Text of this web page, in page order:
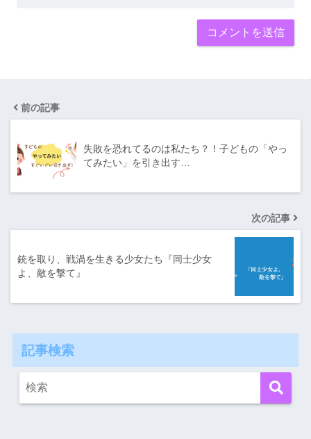
前の記事
失敗を恐れてるのは私たち？！子どもの「やっ
てみたい」を引き出す…
次の記事
銃を取り、戦渦を生きる少女たち『同士少女
よ、敵を撃て』
記事検索